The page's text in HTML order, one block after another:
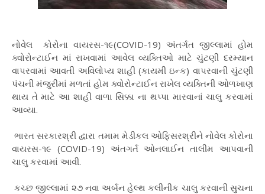
નોવેલ કોરોના વાયરસ-૧૯(COVID-19) અંતર્ગત જીલ્લામાં હોમ
ક્વોરોન્ટાઈન માં રાખવામાં આવેલ વ્યક્તિઓ માટે ચુંટણી દરમ્યાન
વાપરવામાં આવતી અવિલોપ્ય શાહી (કાયમી ઇન્ક) વાપરવાની ચુંટણી
પંચની મંજુરીમાં મળતાં હોમ ક્વોરોન્ટાઈન રાખેલ વ્યક્તિની ઓળખાણ
થાય તે માટે આ શાહી વાળા સિક્કા ના થપ્પા મારવાનાં ચાલુ કરવામાં
આવ્યા.
ભારત સરકારશ્રી દ્વારા તમામ મેડીકલ ઓફિસરશ્રીને નોવેલ કોરોના
વાયરસ-૧૯ (COVID-19) અંતગર્ત ઓનલાઈન તાલીમ આપવાની
ચાલુ કરવામાં આવી.
કચ્છ જીલ્લામાં ૨૭ નવા અર્બન હેલ્થ કલીનીક ચાલુ કરવાની સુચના